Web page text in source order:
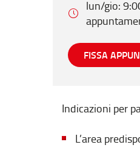
lun/gio:
FISSA
Indicazioni per
L’area